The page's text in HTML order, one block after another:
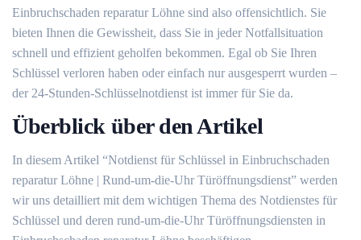
Einbruchschaden reparatur Löhne sind also offensichtlich. Sie
bieten Ihnen die Gewissheit, dass Sie in jeder Notfallsituation
schnell und effizient geholfen bekommen.​ Egal ob Sie Ihren
Schlüssel verloren haben oder einfach nur ausgesperrt wurden –
der 24-Stunden-Schlüsselnotdienst ist immer für Sie da.​
Überblick über den Artikel
In diesem Artikel “Notdienst für Schlüssel in Einbruchschaden
reparatur Löhne | Rund-um-die-Uhr Türöffnungsdienst” werden
wir uns detailliert mit dem wichtigen Thema des Notdienstes für
Schlüssel und deren rund-um-die-Uhr Türöffnungsdiensten in